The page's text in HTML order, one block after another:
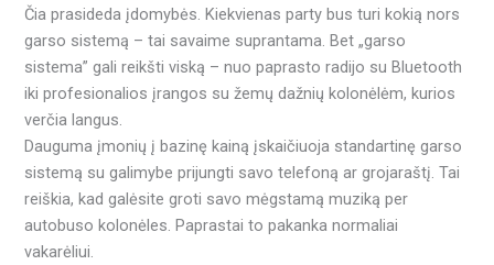
Čia prasideda įdomybės. Kiekvienas party bus turi kokią nors
garso sistemą – tai savaime suprantama. Bet „garso
sistema” gali reikšti viską – nuo paprasto radijo su Bluetooth
iki profesionalios įrangos su žemų dažnių kolonėlėm, kurios
verčia langus.
Dauguma įmonių į bazinę kainą įskaičiuoja standartinę garso
sistemą su galimybe prijungti savo telefoną ar grojaraštį. Tai
reiškia, kad galėsite groti savo mėgstamą muziką per
autobuso kolonėles. Paprastai to pakanka normaliai
vakarėliui.